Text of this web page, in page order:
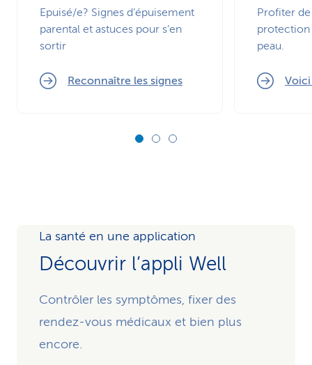
Epuisé/e? Signes d’épuisement
parental et astuces pour s’en
sortir
Reconnaître les signes
Profiter de
protection
peau.
La santé en une application
Découvrir l’appli Well
Contrôler les symptômes, fixer des
rendez-vous médicaux et bien plus
encore.